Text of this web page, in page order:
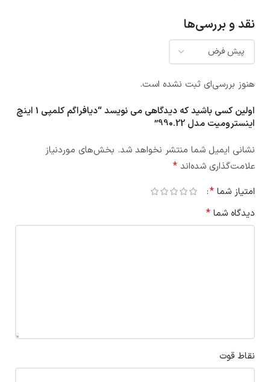
نقد و بررسی‌ها
هنوز بررسی‌ای ثبت نشده است.
اولین کسی باشید که دیدگاهی می نویسد “دیافراگم کلمپی 1 اینچ
اینسترومیت مدل 990.22”
نشانی ایمیل شما منتشر نخواهد شد. بخش‌های موردنیاز
علامت‌گذاری شده‌اند *
امتیاز شما *
دیدگاه شما *
نقاط قوت